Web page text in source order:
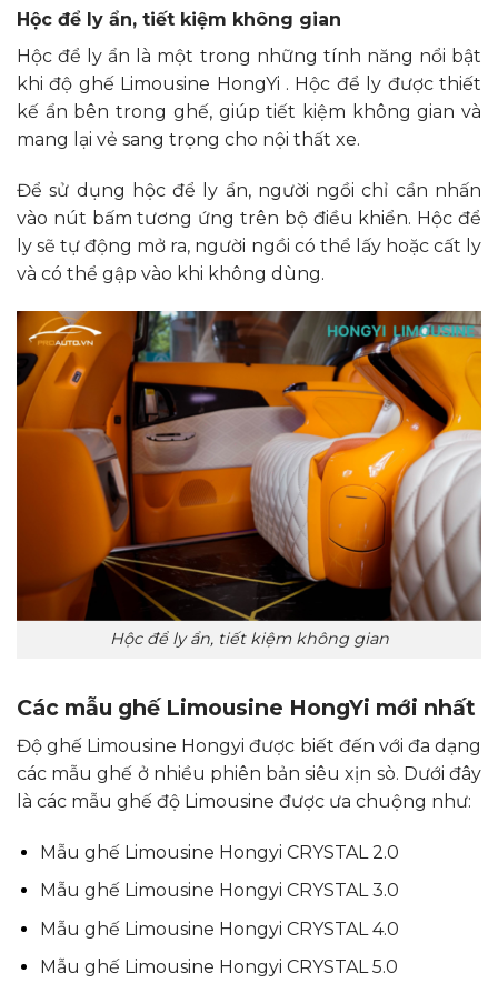
Hộc để ly ẩn, tiết kiệm không gian
Hộc để ly ẩn là một trong những tính năng nổi bật
khi độ ghế Limousine HongYi . Hộc để ly được thiết
kế ẩn bên trong ghế, giúp tiết kiệm không gian và
mang lại vẻ sang trọng cho nội thất xe.
Để sử dụng hộc để ly ẩn, người ngồi chỉ cần nhấn
vào nút bấm tương ứng trên bộ điều khiển. Hộc để
ly sẽ tự động mở ra, người ngồi có thể lấy hoặc cất ly
và có thể gập vào khi không dùng.
Hộc để ly ẩn, tiết kiệm không gian
Các mẫu ghế Limousine HongYi mới nhất
Độ ghế Limousine Hongyi được biết đến với đa dạng
các mẫu ghế ở nhiều phiên bản siêu xịn sò. Dưới đây
là các mẫu ghế độ Limousine được ưa chuộng như:
Mẫu ghế Limousine Hongyi CRYSTAL 2.0
Mẫu ghế Limousine Hongyi CRYSTAL 3.0
Mẫu ghế Limousine Hongyi CRYSTAL 4.0
Mẫu ghế Limousine Hongyi CRYSTAL 5.0